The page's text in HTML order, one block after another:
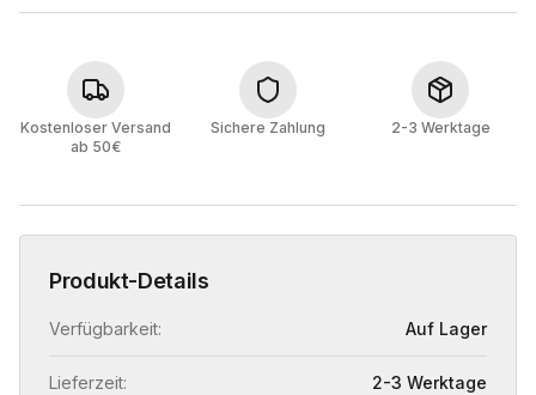
Kostenloser Versand
ab 50€
Sichere Zahlung 2-3 Werktage
Produkt-Details
Verfügbarkeit: Auf Lager
Lieferzeit: 2-3 Werktage